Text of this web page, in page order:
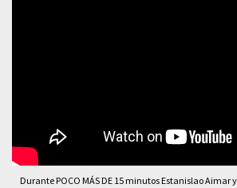
Durante POCO MÁS DE 15 minutos Estanislao Aimar